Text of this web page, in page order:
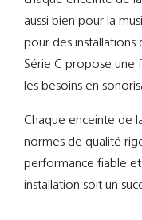
aussi bien pour la
pour des installations
Série C propose une
les besoins en
Chaque enceinte de
normes de qualité
performance fiable
installation soit un